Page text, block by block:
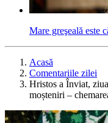
Mare greşeală este
Acasă
Comentariile zilei
Hristos a Înviat,
moșteniri –